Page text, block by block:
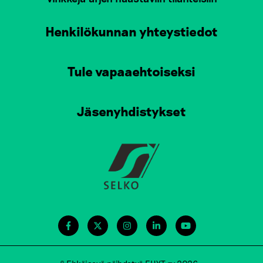
Henkilökunnan yhteystiedot
Tule vapaaehtoiseksi
Jäsenyhdistykset